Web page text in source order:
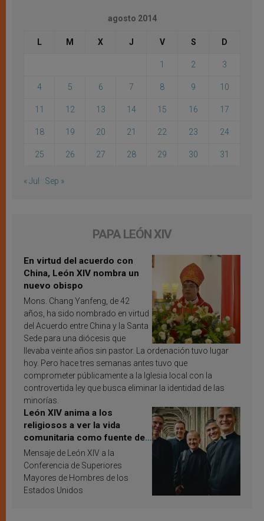
agosto 2014
L M X J V S D
1 2 3
4 5 6 7 8 9 10
11 12 13 14 15 16 17
18 19 20 21 22 23 24
25 26 27 28 29 30 31
« Jul Sep »
PAPA LEÓN XIV
En virtud del acuerdo con
China, León XIV nombra un
nuevo obispo
Mons. Chang Yanfeng, de 42
años, ha sido nombrado en virtud
del Acuerdo entre China y la Santa
Sede para una diócesis que
llevaba veinte años sin pastor. La ordenación tuvo lugar
hoy. Pero hace tres semanas antes tuvo que
comprometer públicamente a la Iglesia local con la
controvertida ley que busca eliminar la identidad de las
minorías.
León XIV anima a los
religiosos a ver la vida
comunitaria como fuente de
inspiración y santificación
Mensaje de León XIV a la
Conferencia de Superiores
Mayores de Hombres de los
Estados Unidos